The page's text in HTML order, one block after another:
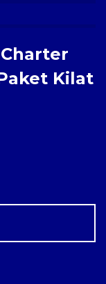
Kilat